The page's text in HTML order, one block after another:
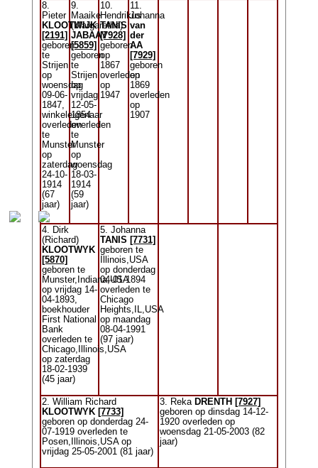
8.
Pieter
KLOOTWIJK
[2191]
geboren
te
Strijen
op
woensdag
09-06-
1847,
winkeleigenaar
overleden
te
Munster
op
zaterdag
24-10-
1914
(67
jaar)
9.
Maaike
(Margaretha)
JABAAY
[5859]
geboren
te
Strijen
op
vrijdag
12-05-
1854
overleden
te
Munster
op
woensdag
18-03-
1914
(59
jaar)
10.
Hendrikus
TANIS
[7928]
geboren
op
1867
overleden
op
1947
11.
Johanna
van
der
AA
[7929]
geboren
op
1869
overleden
op
1907
4. Dirk
(Richard)
KLOOTWYK
[5870]
geboren te
Munster,Indiana,USA
op vrijdag 14-
04-1893,
boekhouder
First National
Bank
overleden te
Chicago,Illinois,USA
op zaterdag
18-02-1939
(45 jaar)
5. Johanna
TANIS [7731]
geboren te
Illinois,USA
op donderdag
04-01-1894
overleden te
Chicago
Heights,IL,USA
op maandag
08-04-1991
(97 jaar)
2. William Richard
KLOOTWYK [7733]
geboren op donderdag 24-
07-1919 overleden te
Posen,Illinois,USA op
vrijdag 25-05-2001 (81 jaar)
3. Reka DRENTH [7927]
geboren op dinsdag 14-12-
1920 overleden op
woensdag 21-05-2003 (82
jaar)